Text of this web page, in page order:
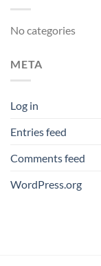
No categories
META
Log in
Entries feed
Comments feed
WordPress.org